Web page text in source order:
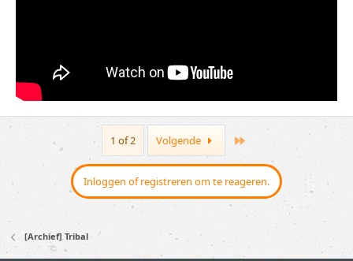
1 of 2 Volgende
Inloggen of registreren om te reageren.
[Archief] Tribal